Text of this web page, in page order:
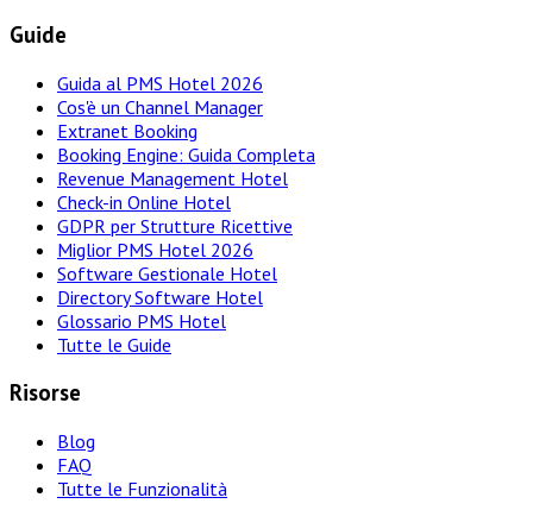
Guide
Guida al PMS Hotel 2026
Cos'è un Channel Manager
Extranet Booking
Booking Engine: Guida Completa
Revenue Management Hotel
Check-in Online Hotel
GDPR per Strutture Ricettive
Miglior PMS Hotel 2026
Software Gestionale Hotel
Directory Software Hotel
Glossario PMS Hotel
Tutte le Guide
Risorse
Blog
FAQ
Tutte le Funzionalità